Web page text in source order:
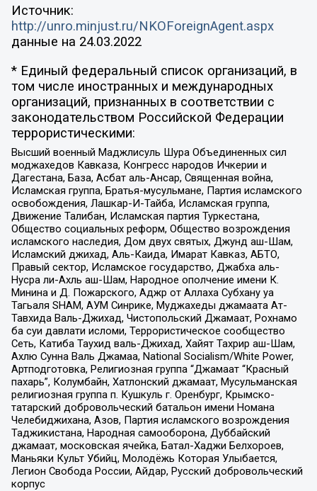
Источник:
http://unro.minjust.ru/NKOForeignAgent.aspx
данные на 24.03.2022
* Единый федеральный список организаций, в
том числе иностранных и международных
организаций, признанных в соответствии с
законодательством Российской Федерации
террористическими:
Высший военный Маджлисуль Шура Объединенных сил
моджахедов Кавказа, Конгресс народов Ичкерии и
Дагестана, База, Асбат аль-Ансар, Священная война,
Исламская группа, Братья-мусульмане, Партия исламского
освобождения, Лашкар-И-Тайба, Исламская группа,
Движение Талибан, Исламская партия Туркестана,
Общество социальных реформ, Общество возрождения
исламского наследия, Дом двух святых, Джунд аш-Шам,
Исламский джихад, Аль-Каида, Имарат Кавказ, АБТО,
Правый сектор, Исламское государство, Джабха аль-
Нусра ли-Ахль аш-Шам, Народное ополчение имени К.
Минина и Д. Пожарского, Аджр от Аллаха Субхану уа
Тагьаля SHAM, АУМ Синрике, Муджахеды джамаата Ат-
Тавхида Валь-Джихад, Чистопольский Джамаат, Рохнамо
ба суи давлати исломи, Террористическое сообщество
Сеть, Катиба Таухид валь-Джихад, Хайят Тахрир аш-Шам,
Ахлю Сунна Валь Джамаа, National Socialism/White Power,
Артподготовка, Религиозная группа “Джамаат “Красный
пахарь”, Колумбайн, Хатлонский джамаат, Мусульманская
религиозная группа п. Кушкуль г. Оренбург, Крымско-
татарский добровольческий батальон имени Номана
Челебиджихана, Азов, Партия исламского возрождения
Таджикистана, Народная самооборона, Дуббайский
джамаат, московская ячейка, Батал-Хаджи Белхороев,
Маньяки Культ Убийц, Молодёжь Которая Улыбается,
Легион Свобода России, Айдар, Русский добровольческий
корпус